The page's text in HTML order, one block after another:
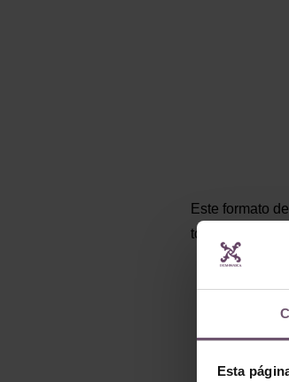
Esta
Este formato
toda nuestra